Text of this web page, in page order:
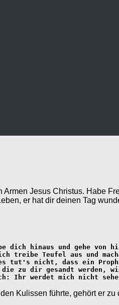
Jesus Christus. Habe
er hat dir deinen Tag
dich hinaus und gehe
Teufel aus und
tut's nicht, dass ein
zu dir gesandt
Ihr werdet mich nicht
Kulissen führte, gehört er